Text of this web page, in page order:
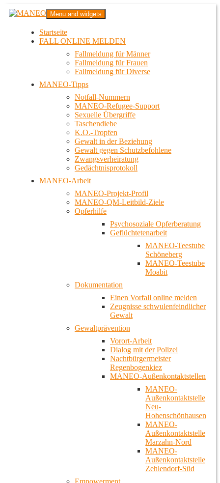
Zum
InhaltMANEO
Das schwule Anti-Gewalt-Projekt in Berlin
Menu and widgets
Startseite
FALL ONLINE MELDEN
Fallmeldung für Männer
Fallmeldung für Frauen
Fallmeldung für Diverse
MANEO-Tipps
Notfall-Nummern
MANEO-Refugee-Support
Sexuelle Übergriffe
Taschendiebe
K.O.-Tropfen
Gewalt in der Beziehung
Gewalt gegen Schutzbefohlene
Zwangsverheiratung
Gedächtnisprotokoll
MANEO-Arbeit
MANEO-Projekt-Profil
MANEO-QM-Leitbild-Ziele
Opferhilfe
Psychosoziale Opferberatung
Geflüchtetenarbeit
MANEO-Teestube
Schöneberg
MANEO-Teestube
Moabit
Dokumentation
Einen Vorfall online melden
Zeugnisse schwulenfeindlicher
Gewalt
Gewaltprävention
Vorort-Arbeit
Dialog mit der Polizei
Nachtbürgermeister
Regenbogenkiez
MANEO-Außenkontaktstellen
MANEO-
Außenkontaktstelle
Neu-
Hohenschönhausen
MANEO-
Außenkontaktstelle
Marzahn-Nord
MANEO-
Außenkontaktstelle
Zehlendorf-Süd
Empowerment